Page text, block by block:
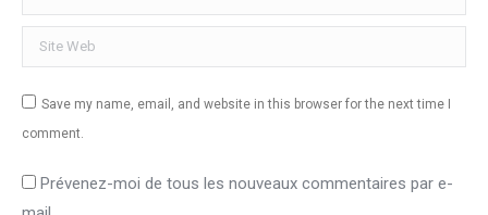
Site Web
Save my name, email, and website in this browser for the next time I
comment.
Prévenez-moi de tous les nouveaux commentaires par e-